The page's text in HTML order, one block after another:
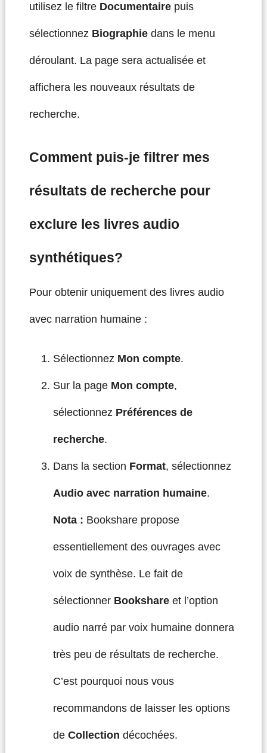
utilisez le filtre Documentaire puis
sélectionnez Biographie dans le menu
déroulant. La page sera actualisée et
affichera les nouveaux résultats de
recherche.
Comment puis-je filtrer mes
résultats de recherche pour
exclure les livres audio
synthétiques?
Pour obtenir uniquement des livres audio
avec narration humaine :
Sélectionnez Mon compte.
Sur la page Mon compte,
sélectionnez Préférences de
recherche.
Dans la section Format, sélectionnez
Audio avec narration humaine.
Nota : Bookshare propose
essentiellement des ouvrages avec
voix de synthèse. Le fait de
sélectionner Bookshareet l’option
audio narré par voix humaine donnera
très peu de résultats de recherche.
C’est pourquoi nous vous
recommandons de laisser les options
de Collection décochées.